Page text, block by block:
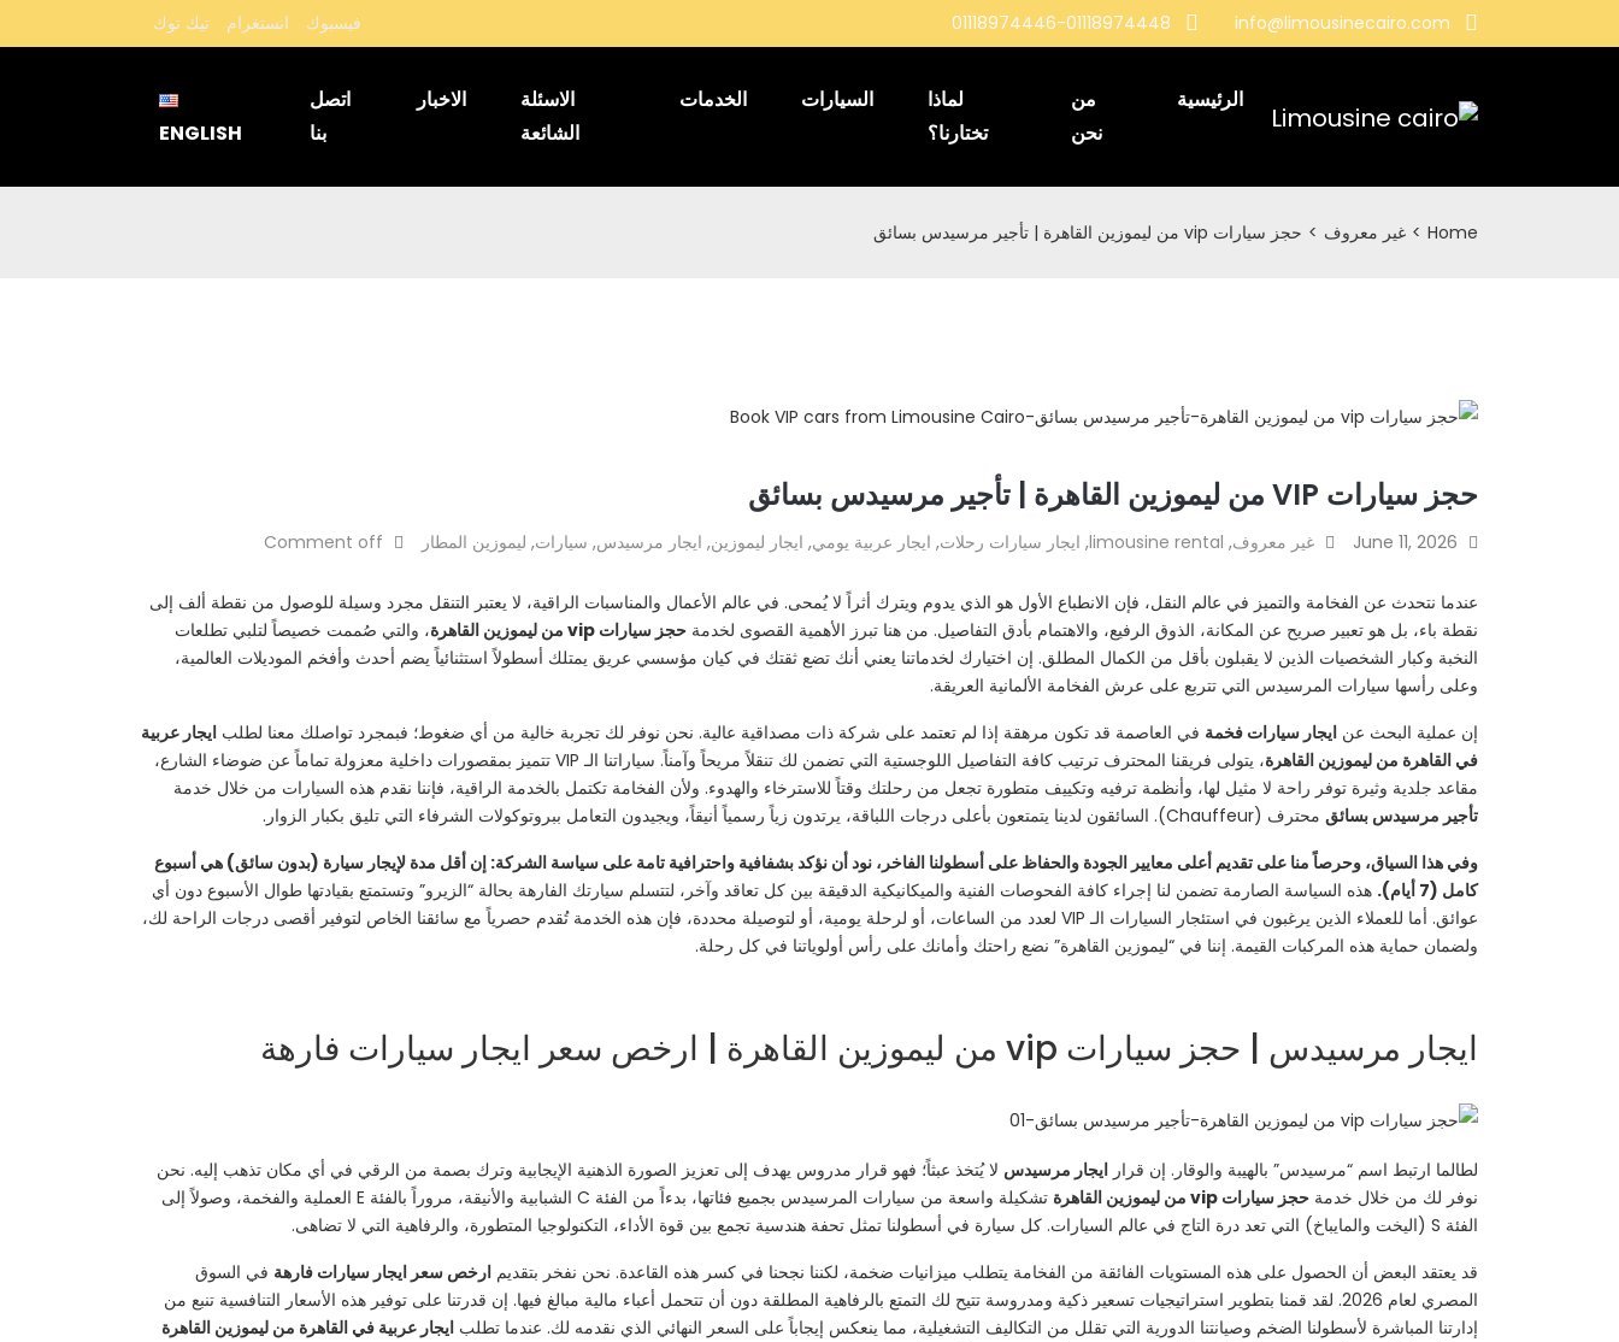
info@limousinecairo.com
01118974446-01118974448 فيسبوك انستغرام تيك توك
الرئيسية
من
نحن
لماذا
تختارنا؟
السيارات الخدمات
الاسئلة
الشائعة
الاخبار
اتصل
بنا
ENGLISH
Home
> غير معروف > حجز سيارات vip من ليموزين القاهرة | تأجير مرسيدس بسائق
حجز سيارات VIP من ليموزين القاهرة | تأجير مرسيدس بسائق
June 11, 2026 غير معروف,
limousine rental
, ايجار سيارات رحلات, ايجار عربية يومي, ايجار ليموزين, ايجار مرسيدس, سيارات, ليموزين المطار Comment off
عندما نتحدث عن الفخامة والتميز في عالم النقل، فإن الانطباع الأول هو الذي يدوم ويترك أثراً لا يُمحى. في عالم الأعمال والمناسبات الراقية، لا يعتبر التنقل مجرد وسيلة للوصول من نقطة ألف إلى
نقطة باء، بل هو تعبير صريح عن المكانة، الذوق الرفيع، والاهتمام بأدق التفاصيل. من هنا تبرز الأهمية القصوى لخدمة حجز سيارات vip من ليموزين القاهرة
، والتي صُممت خصيصاً لتلبي تطلعات
النخبة وكبار الشخصيات الذين لا يقبلون بأقل من الكمال المطلق. إن اختيارك لخدماتنا يعني أنك تضع ثقتك في كيان مؤسسي عريق يمتلك أسطولاً استثنائياً يضم أحدث وأفخم الموديلات العالمية،
وعلى رأسها سيارات المرسيدس التي تتربع على عرش الفخامة الألمانية العريقة.
إن عملية البحث عن ايجار سيارات فخمة في العاصمة قد تكون مرهقة إذا لم تعتمد على شركة ذات مصداقية عالية. نحن نوفر لك تجربة خالية من أي ضغوط؛ فبمجرد تواصلك معنا لطلب ايجار عربية
في القاهرة من ليموزين القاهرة
، يتولى فريقنا المحترف ترتيب كافة التفاصيل اللوجستية التي تضمن لك تنقلاً مريحاً وآمناً. سياراتنا الـ VIP تتميز بمقصورات داخلية معزولة تماماً عن ضوضاء الشارع،
مقاعد جلدية وثيرة توفر راحة لا مثيل لها، وأنظمة ترفيه وتكييف متطورة تجعل من رحلتك وقتاً للاسترخاء والهدوء. ولأن الفخامة تكتمل بالخدمة الراقية، فإننا نقدم هذه السيارات من خلال خدمة
تأجير مرسيدس بسائق محترف (Chauffeur). السائقون لدينا يتمتعون بأعلى درجات اللباقة، يرتدون زياً رسمياً أنيقاً، ويجيدون التعامل ببروتوكولات الشرفاء التي تليق بكبار الزوار.
وفي هذا السياق، وحرصاً منا على تقديم أعلى معايير الجودة والحفاظ على أسطولنا الفاخر، نود أن نؤكد بشفافية واحترافية تامة على سياسة الشركة: إن أقل مدة لإيجار سيارة (بدون سائق) هي أسبوع
كامل (7 أيام).
هذه السياسة الصارمة تضمن لنا إجراء كافة الفحوصات الفنية والميكانيكية الدقيقة بين كل تعاقد وآخر، لتتسلم سيارتك الفارهة بحالة “الزيرو” وتستمتع بقيادتها طوال الأسبوع دون أي
عوائق. أما للعملاء الذين يرغبون في استئجار السيارات الـ VIP لعدد من الساعات، أو لرحلة يومية، أو لتوصيلة محددة، فإن هذه الخدمة تُقدم حصرياً مع سائقنا الخاص لتوفير أقصى درجات الراحة لك،
ولضمان حماية هذه المركبات القيمة. إننا في “ليموزين القاهرة” نضع راحتك وأمانك على رأس أولوياتنا في كل رحلة.
ايجار مرسيدس | حجز سيارات vip من ليموزين القاهرة | ارخص سعر ايجار سيارات فارهة
لطالما ارتبط اسم “مرسيدس” بالهيبة والوقار. إن قرار ايجار مرسيدس لا يُتخذ عبثاً؛ فهو قرار مدروس يهدف إلى تعزيز الصورة الذهنية الإيجابية وترك بصمة من الرقي في أي مكان تذهب إليه. نحن
نوفر لك من خلال خدمة حجز سيارات vip من ليموزين القاهرة
تشكيلة واسعة من سيارات المرسيدس بجميع فئاتها، بدءاً من الفئة C الشبابية والأنيقة، مروراً بالفئة E العملية والفخمة، وصولاً إلى
الفئة S (اليخت والمايباخ) التي تعد درة التاج في عالم السيارات. كل سيارة في أسطولنا تمثل تحفة هندسية تجمع بين قوة الأداء، التكنولوجيا المتطورة، والرفاهية التي لا تضاهى.
قد يعتقد البعض أن الحصول على هذه المستويات الفائقة من الفخامة يتطلب ميزانيات ضخمة، لكننا نجحنا في كسر هذه القاعدة. نحن نفخر بتقديم ارخص سعر ايجار سيارات فارهة في السوق
المصري لعام 2026. لقد قمنا بتطوير استراتيجيات تسعير ذكية ومدروسة تتيح لك التمتع بالرفاهية المطلقة دون أن تتحمل أعباء مالية مبالغ فيها. إن قدرتنا على توفير هذه الأسعار التنافسية تنبع من
إدارتنا المباشرة لأسطولنا الضخم وصيانتنا الدورية التي تقلل من التكاليف التشغيلية، مما ينعكس إيجاباً على السعر النهائي الذي نقدمه لك. عندما تطلب ايجار عربية في القاهرة من ليموزين القاهرة